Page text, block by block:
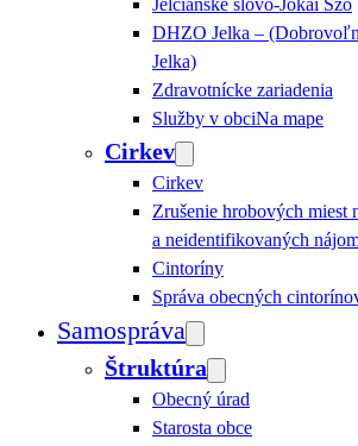
Jelčianske slovo-Jókai Szó
DHZO Jelka –
Jelka)
Zdravotnícke zariadenia
Služby v obciNa mape
Cirkev
Cirkev
Zrušenie hrobových miest
a neidentifikovaných
Cintoríny
Správa obecných
Samospráva
Štruktúra
Obecný úrad
Starosta obce